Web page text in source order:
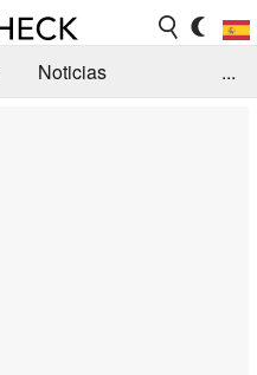
Noticias
...